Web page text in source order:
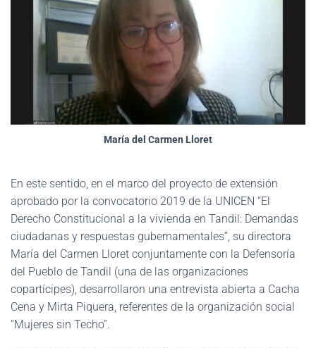
María del Carmen Lloret
En este sentido, en el marco del proyecto de extensión
aprobado por la convocatorio 2019 de la UNICEN “El
Derecho Constitucional a la vivienda en Tandil: Demandas
ciudadanas y respuestas gubernamentales”, su directora
María del Carmen Lloret conjuntamente con la Defensoría
del Pueblo de Tandil (una de las organizaciones
copartícipes), desarrollaron una entrevista abierta a Cacha
Cena y Mirta Piquera, referentes de la organización social
“Mujeres sin Techo”.